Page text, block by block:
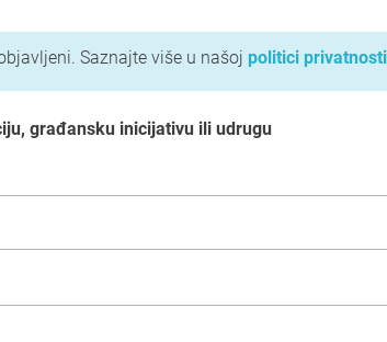
Saznajte više u našoj politici privatnosti
građansku inicijativu ili udrugu